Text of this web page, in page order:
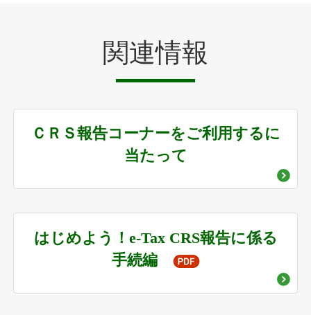
関連情報
ＣＲＳ報告コーナーをご利用するに
当たって
はじめよう！e-Tax CRS報告に係る
手続編